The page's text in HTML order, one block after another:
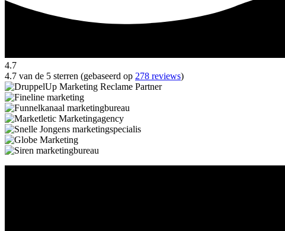
4.7
4.7 van de 5 sterren (gebaseerd op 278 reviews)